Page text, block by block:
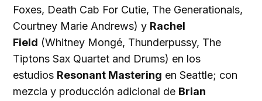
Foxes, Death Cab For Cutie, The Generationals,
Courtney Marie Andrews) y Rachel
Field (Whitney Mongé, Thunderpussy, The
Tiptons Sax Quartet and Drums) en los
estudios Resonant Mastering en Seattle; con
mezcla y producción adicional de Brian